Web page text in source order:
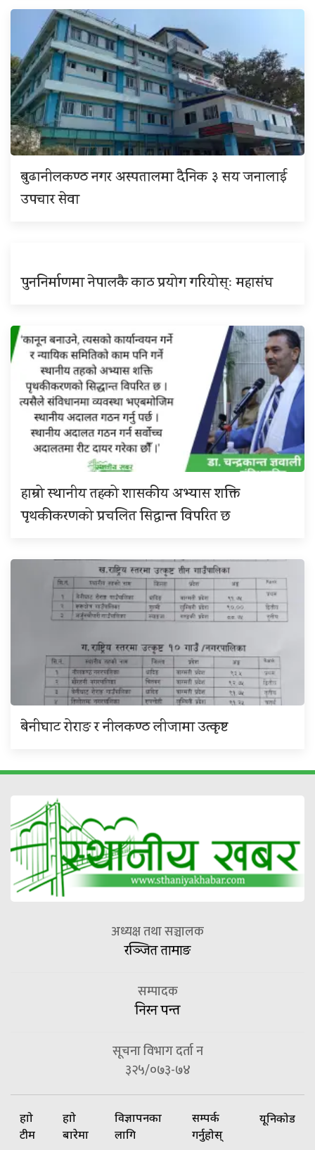
बुढानीलकण्ठ नगर अस्पतालमा दैनिक ३ सय जनालाई
उपचार सेवा
पुननिर्माणमा नेपालकै काठ प्रयोग गरियोस्ः महासंघ
हाम्रो स्थानीय तहको शासकीय अभ्यास शक्ति
पृथकीकरणको प्रचलित सिद्धान्त विपरित छ
बेनीघाट रोराङ र नीलकण्ठ लीजामा उत्कृष्ट
अध्यक्ष तथा सञ्चालक
रञ्जित तामाङ
सम्पादक
निरन पन्त
सूचना विभाग दर्ता न
३२५/०७३-७४
हाम्रो
टीम
हाम्रो
बारेमा
विज्ञापनका
लागि
सम्पर्क
गर्नुहोस्
यूनिकोड